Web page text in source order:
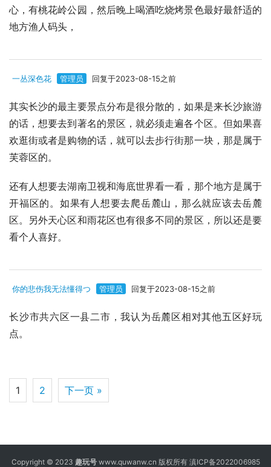
心，有桃花岭公园，然后晚上喝酒吃烧烤景色最好最舒适的
地方渔人码头，
一丛深色花 管理员 回复于2023-08-15之前
其实长沙的最主要景点分布是很分散的，如果是来长沙旅游
的话，想要去到著名的景区，就必须走遍各个区。但如果喜
欢逛街或者是购物的话，就可以去步行街那一块，那是属于
芙蓉区的。
还有人想要去湖南卫视和海底世界看一看，那个地方是属于
开福区的。如果有人想要去爬岳麓山，那么就应该去岳麓
区。另外天心区和雨花区也有很多不同的景区，所以还是要
看个人喜好。
你的悲伤我无法懂得つ 管理员 回复于2023-08-15之前
长沙市共六区一县二市，我认为岳麓区相对其他五区好玩
点。
1 2 下一页 »
Copyright © 2023 趣玩号www.quwanw.cn 版权所有 滇ICP备2022006985